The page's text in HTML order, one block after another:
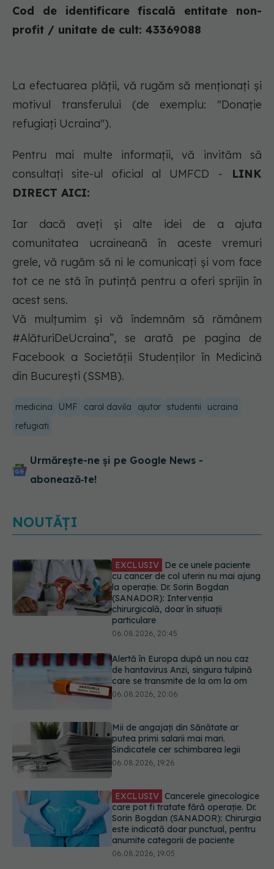
Cod de identificare fiscală entitate non-
profit / unitate de cult: 43369088
La efectuarea plății, vă rugăm să menționați și
motivul transferului (de exemplu: "Donație
refugiați Ucraina").
Pentru mai multe informații, vă invităm să
consultați site-ul oficial al UMFCD - LINK
DIRECT AICI:
Iar dacă aveți și alte idei de a ajuta
comunitatea ucraineană în aceste vremuri
grele, vă rugăm să ni le comunicați și vom face
tot ce ne stă în putință pentru a oferi sprijin în
acest sens.
Vă mulțumim și vă îndemnăm să rămânem
#AlăturiDeUcraina”, se arată pe pagina de
Facebook a Societății Studenților în Medicină
din București (SSMB).
medicina UMF carol davila ajutor studentii
ucraina
refugiati
Urmărește-ne și pe Google News -
abonează‑te!
NOUTĂȚI
Alertă în Europa după un nou caz
de hantavirus Anzi, singura tulpină
care se transmite de la om la om
06.08.2026, 20:06
Mii de angajați din Sănătate ar
Sindicatele cer schimbarea legii
06.08.2026, 19:26
Sorin Bogdan (SANADOR): Chirurgia
este indicată doar punctual, pentru
anumite categorii de paciente
06.08.2026, 19:05
o fac când își cumpără sutien. Un
medic explică metoda corectă
06.08.2026, 18:08
EXCLUSIV De ce unele paciente
URMĂREȘTE-NE ȘI PE: